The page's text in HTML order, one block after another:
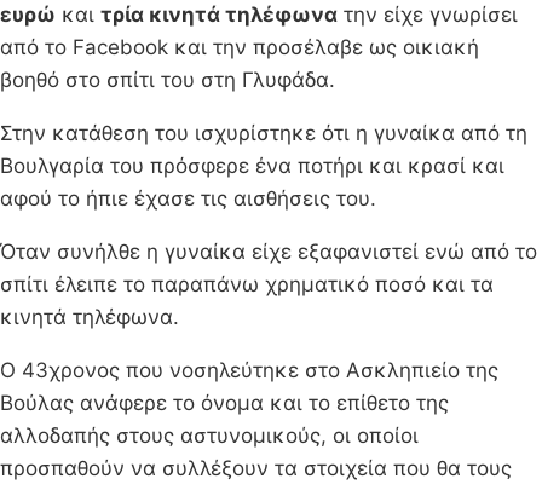
ευρώ και τρία κινητά τηλέφωνα την είχε γνωρίσει
από το Facebook και την προσέλαβε ως οικιακή
βοηθό στο σπίτι του στη Γλυφάδα.
Στην κατάθεση του ισχυρίστηκε ότι η γυναίκα από τη
Βουλγαρία του πρόσφερε ένα ποτήρι και κρασί και
αφού το ήπιε έχασε τις αισθήσεις του.
Όταν συνήλθε η γυναίκα είχε εξαφανιστεί ενώ από το
σπίτι έλειπε το παραπάνω χρηματικό ποσό και τα
κινητά τηλέφωνα.
Ο 43χρονος που νοσηλεύτηκε στο Ασκληπιείο της
Βούλας ανάφερε το όνομα και το επίθετο της
αλλοδαπής στους αστυνομικούς, οι οποίοι
προσπαθούν να συλλέξουν τα στοιχεία που θα τους